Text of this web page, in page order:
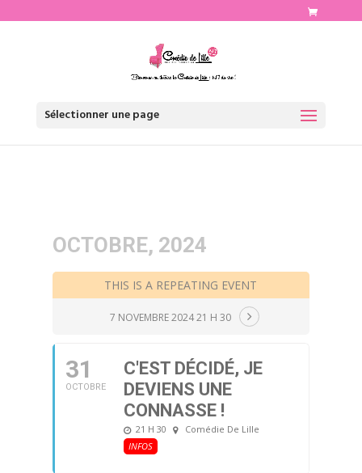
Sélectionner une page
OCTOBRE, 2024
THIS IS A REPEATING EVENT
7 NOVEMBRE 2024 21 H 30
31
OCTOBRE
C'EST DÉCIDÉ, JE
DEVIENS UNE
CONNASSE !
21 H 30
Comédie De Lille
INFOS